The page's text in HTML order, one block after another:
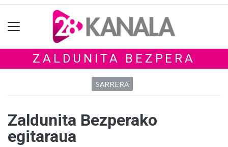
ZALDUNITA BEZPERA
SARRERA
Zaldunita Bezperako
egitaraua